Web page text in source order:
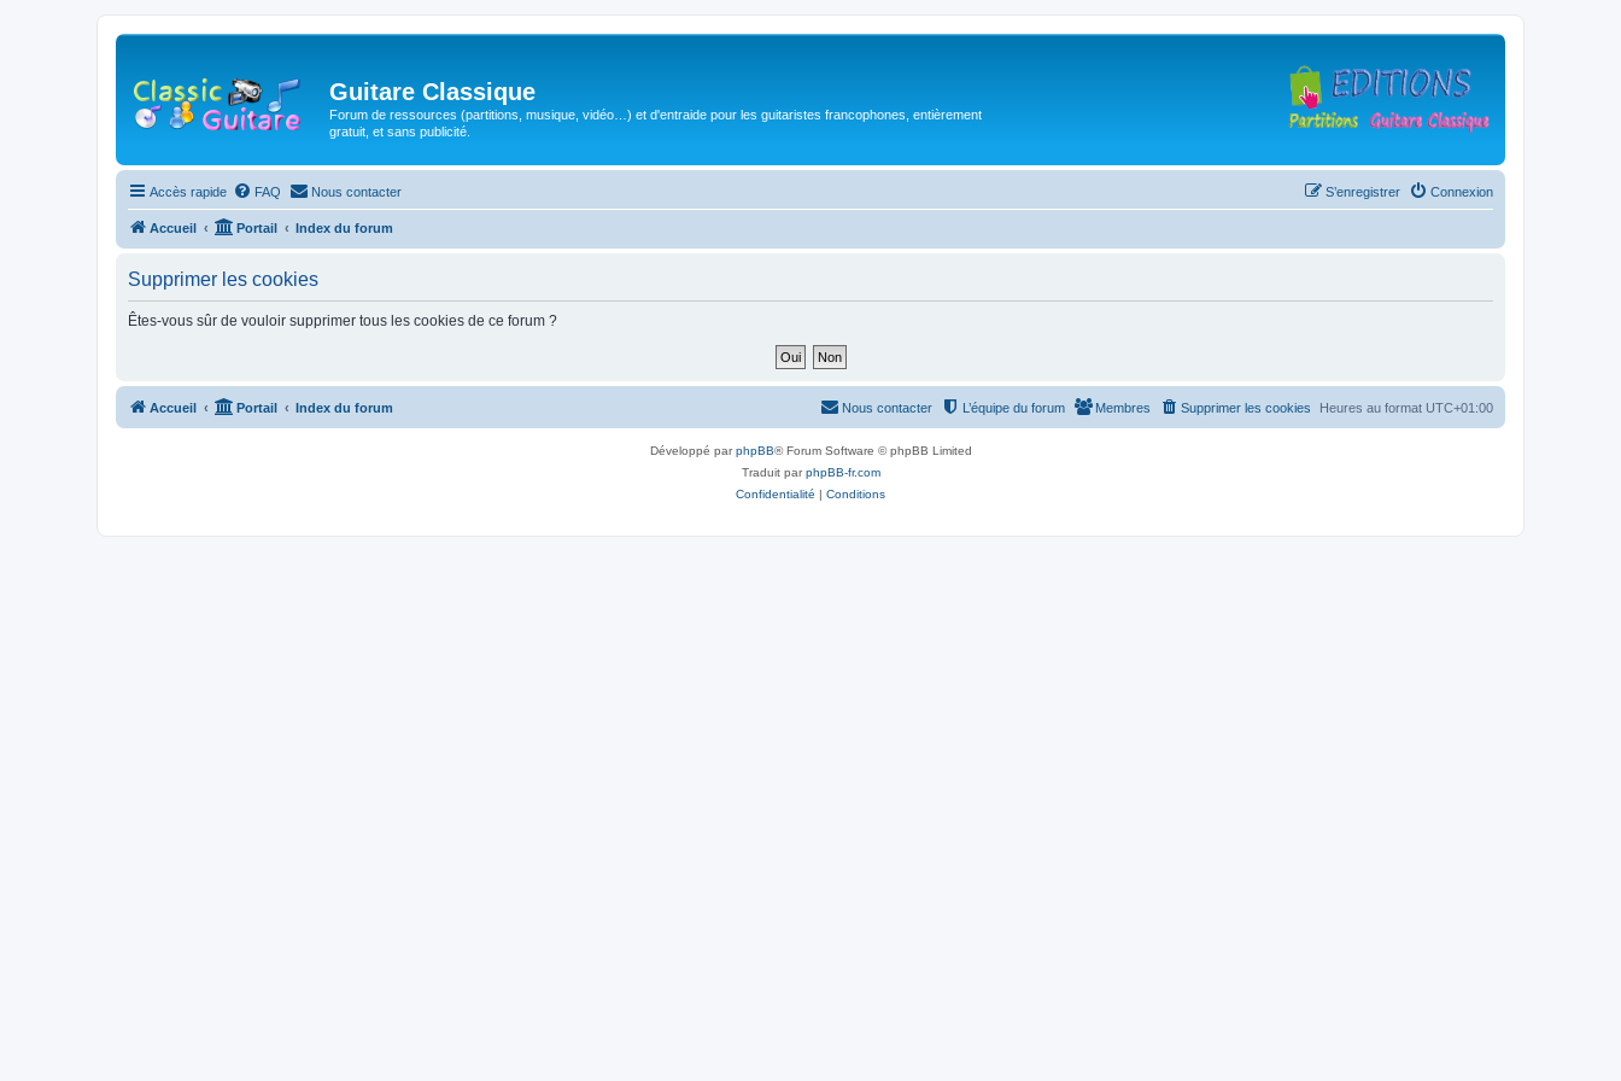
Guitare Classique
Forum de ressources (partitions, musique, vidéo…) et d'entraide pour les guitaristes francophones, entièrement
gratuit, et sans publicité.
Accès rapide FAQ Nous contacter Connexion
S’enregistrer
Accueil Portail Index du forum
Supprimer les cookies
Êtes-vous sûr de vouloir supprimer tous les cookies de ce forum ?
Accueil Portail Index du forum Heures au format UTC+01:00
Supprimer les cookies
Membres
L’équipe du forum
Nous contacter
Développé parphpBB® Forum Software © phpBB Limited
Traduit parphpBB-fr.com
Confidentialité | Conditions